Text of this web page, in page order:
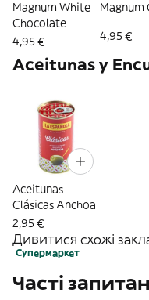
Magnum White
Chocolate
4,95 €
Magnum
4,95 €
Aceitunas y
Aceitunas
Clásicas Anchoa
2,95 €
Дивитися схожі
Супермаркет
Часті